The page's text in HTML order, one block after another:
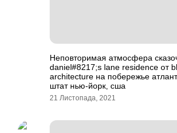
Неповторимая атмосфера
daniel#8217;s lane residence от
architecture на побережье
штат нью-йорк, сша
21 Листопада, 2021